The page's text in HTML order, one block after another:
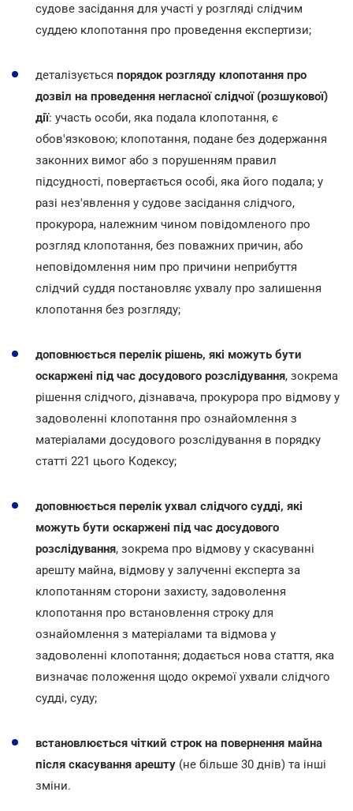
судове засідання для участі у розгляді слідчим
суддею клопотання про проведення експертизи;
деталізується порядок розгляду клопотання про
дозвіл на проведення негласної слідчої (розшукової)
дії: участь особи, яка подала клопотання, є
обов'язковою; клопотання, подане без додержання
законних вимог або з порушенням правил
підсудності, повертається особі, яка його подала; у
разі нез'явлення у судове засідання слідчого,
прокурора, належним чином повідомленого про
розгляд клопотання, без поважних причин, або
неповідомлення ним про причини неприбуття
слідчий суддя постановляє ухвалу про залишення
клопотання без розгляду;
доповнюється перелік рішень, які можуть бути
оскаржені під час досудового розслідування, зокрема
рішення слідчого, дізнавача, прокурора про відмову у
задоволенні клопотання про ознайомлення з
матеріалами досудового розслідування в порядку
статті 221 цього Кодексу;
доповнюється перелік ухвал слідчого судді, які
можуть бути оскаржені під час досудового
розслідування, зокрема про відмову у скасуванні
арешту майна, відмову у залученні експерта за
клопотанням сторони захисту, задоволення
клопотання про встановлення строку для
ознайомлення з матеріалами та відмова у
задоволенні клопотання; додається нова стаття, яка
визначає положення щодо окремої ухвали слідчого
судді, суду;
встановлюється чіткий строк на повернення майна
після скасування арешту (не більше 30 днів) та інші
зміни.